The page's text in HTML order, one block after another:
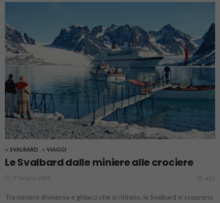
SVALBARD VIAGGI
Le Svalbard dalle miniere alle crociere
9 Giugno 2025 625
Tra miniere dismesse e ghiacci che si ritirano, le Svalbard si scoprono